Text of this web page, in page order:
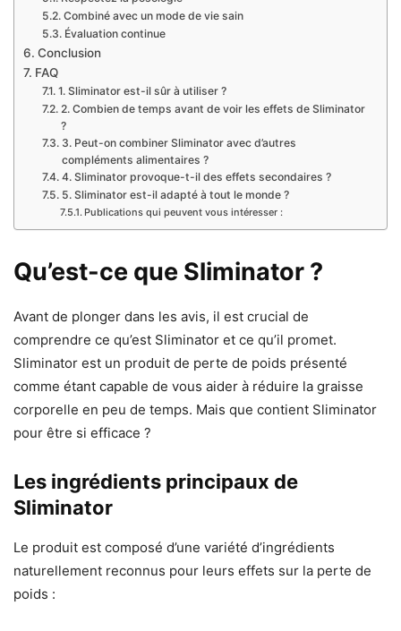
Combiné avec un mode de vie sain
Évaluation continue
Conclusion
FAQ
1. Sliminator est-il sûr à utiliser ?
2. Combien de temps avant de voir les effets de Sliminator
?
3. Peut-on combiner Sliminator avec d’autres
compléments alimentaires ?
4. Sliminator provoque-t-il des effets secondaires ?
5. Sliminator est-il adapté à tout le monde ?
Publications qui peuvent vous intéresser :
Qu’est-ce que Sliminator ?
Avant de plonger dans les avis, il est crucial de
comprendre ce qu’est Sliminator et ce qu’il promet.
Sliminator est un produit de perte de poids présenté
comme étant capable de vous aider à réduire la graisse
corporelle en peu de temps. Mais que contient Sliminator
pour être si efficace ?
Les ingrédients principaux de
Sliminator
Le produit est composé d’une variété d’ingrédients
naturellement reconnus pour leurs effets sur la perte de
poids :